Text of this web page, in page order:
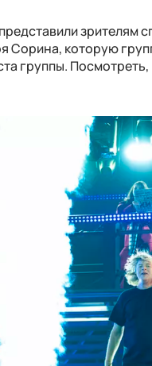
зрителям
Сорина, которую
группы.